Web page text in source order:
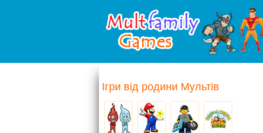
Ігри від родини Мультів